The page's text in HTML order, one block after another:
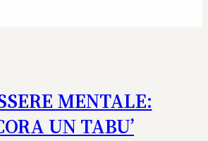
MENTALE:
UN TABU’